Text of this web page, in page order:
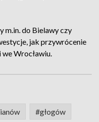
m.in. do Bielawy czy
jak przywrócenie
Wrocławiu.
#głogów